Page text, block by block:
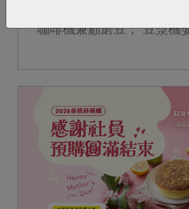
現方便備餐和優雅生活的
咖啡機兼顧磨豆； 豆漿機
含友善環境的心意。